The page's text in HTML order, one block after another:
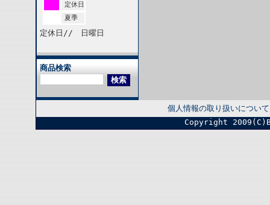
定休日
夏季
定休日// 日曜日
商品検索
個人情報の取り扱いについて
Copyright